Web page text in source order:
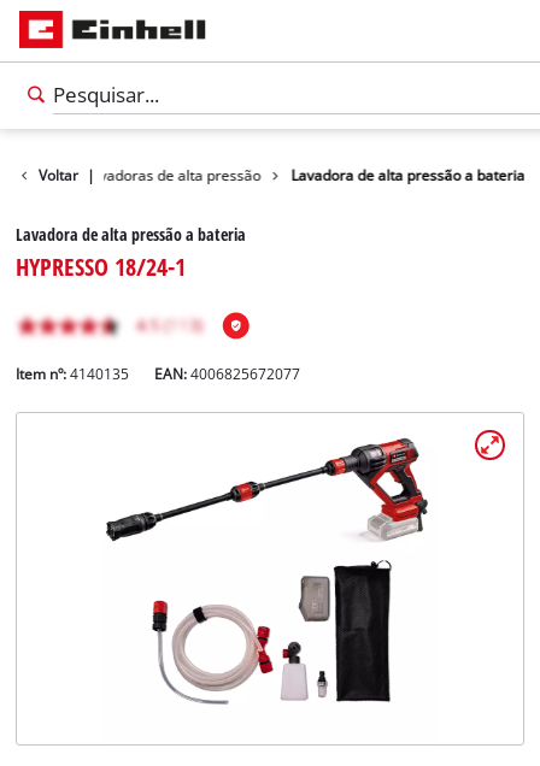
English
Voltar |Lavadoras de alta pressão Lavadora de alta pressão a bateria
Lavadora de alta pressão a bateria
HYPRESSO 18/24-1
Item nº: 4140135 EAN:4006825672077